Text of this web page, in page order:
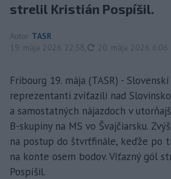
strelil Kristián Pospíšil.
Autor TASR
19. mája 2026 22:58
aktualizované
20. mája 2026 6:06
Fribourg 19. mája (TASR) -
reprezentanti zvíťazili nad
a samostatných nájazdoch v
B-skupiny na MS vo Švajčiarsku.
na postup do štvrťfinále, keďže po
na konte osem bodov. Víťazný gól
Pospíšil.